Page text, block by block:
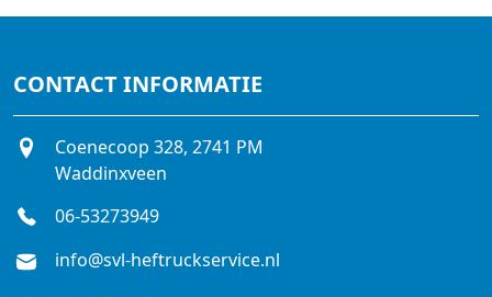
CONTACT INFORMATIE
Coenecoop 328, 2741 PM
Waddinxveen
06-53273949
info@svl-heftruckservice.nl